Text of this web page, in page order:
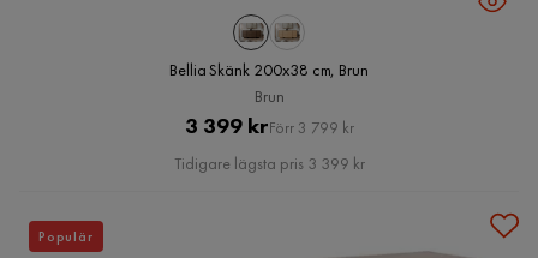
Bellia Skänk 200x38 cm, Brun
Brun
Pris
3 399 krOriginal
Pris
Förr 3 799 kr
Tidigare lägsta pris 3 399 kr
Populär